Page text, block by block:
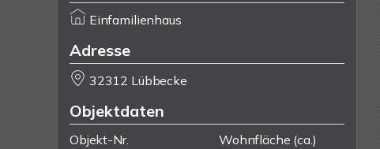
Einfamilienhaus
Adresse
32312 Lübbecke
Objektdaten
Objekt-Nr.
Wohnfläche (ca.)